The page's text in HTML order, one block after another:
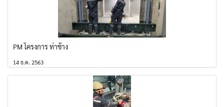
PM โครงการ ท่าช้าง
14 ธ.ค. 2563